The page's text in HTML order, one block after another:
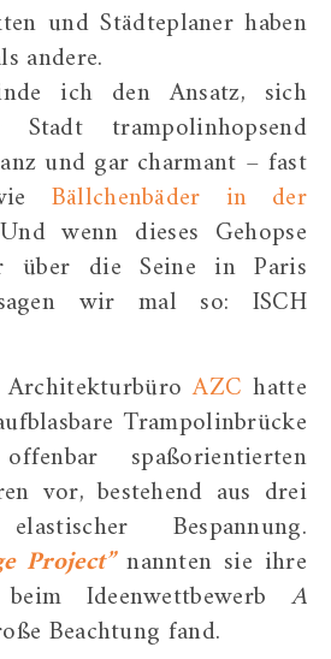
andere.
ich den Ansatz, sich
trampolinhopsend
und gar charmant – fast
Bällchenbäder in der
wenn dieses Gehopse
über die Seine in Paris
wir mal so: ISCH
ArchitekturbüroAZC hatte
Trampolinbrücke
spaßorientierten
vor, bestehend aus drei
Bespannung.
Project”nannten sie ihre
Ideenwettbewerb A
Beachtung fand.